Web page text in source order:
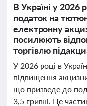
В Україні у 2026
податок на
електронну
посилюють
торгівлю
У 2026 році в
підвищення
що призведе до
3,5 гривні. Це